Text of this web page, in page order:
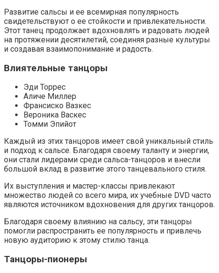
Развитие сальсы и ее всемирная популярность
свидетельствуют о ее стойкости и привлекательности.
Этот танец продолжает вдохновлять и радовать людей
на протяжении десятилетий, соединяя разные культуры
и создавая взаимопонимание и радость.
Влиятельные танцоры
Эди Торрес
Аличе Миллер
Франсиско Вазкес
Вероника Васкес
Томми Эпийот
Каждый из этих танцоров имеет свой уникальный стиль
и подход к сальсе. Благодаря своему таланту и энергии,
они стали лидерами среди сальса-танцоров и внесли
большой вклад в развитие этого танцевального стиля.
Их выступления и мастер-классы привлекают
множество людей со всего мира, их учебные DVD часто
являются источником вдохновения для других танцоров.
Благодаря своему влиянию на сальсу, эти танцоры
помогли распространить ее популярность и привлечь
новую аудиторию к этому стилю танца.
Танцоры-пионеры